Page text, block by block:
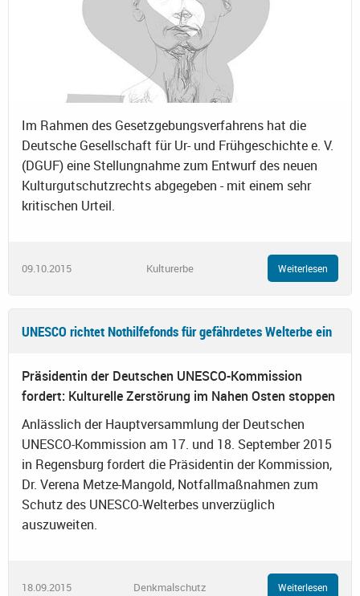
Im Rahmen des Gesetzgebungsverfahrens hat die
Deutsche Gesellschaft für Ur- und Frühgeschichte e. V.
(DGUF) eine Stellungnahme zum Entwurf des neuen
Kulturgutschutzrechts abgegeben - mit einem sehr
kritischen Urteil.
09.10.2015 Kulturerbe Weiterlesen
UNESCO richtet Nothilfefonds für gefährdetes Welterbe ein
Präsidentin der Deutschen UNESCO-Kommission
fordert: Kulturelle Zerstörung im Nahen Osten stoppen
Anlässlich der Hauptversammlung der Deutschen
UNESCO-Kommission am 17. und 18. September 2015
in Regensburg fordert die Präsidentin der Kommission,
Dr. Verena Metze-Mangold, Notfallmaßnahmen zum
Schutz des UNESCO-Welterbes unverzüglich
auszuweiten.
18.09.2015 Denkmalschutz Weiterlesen